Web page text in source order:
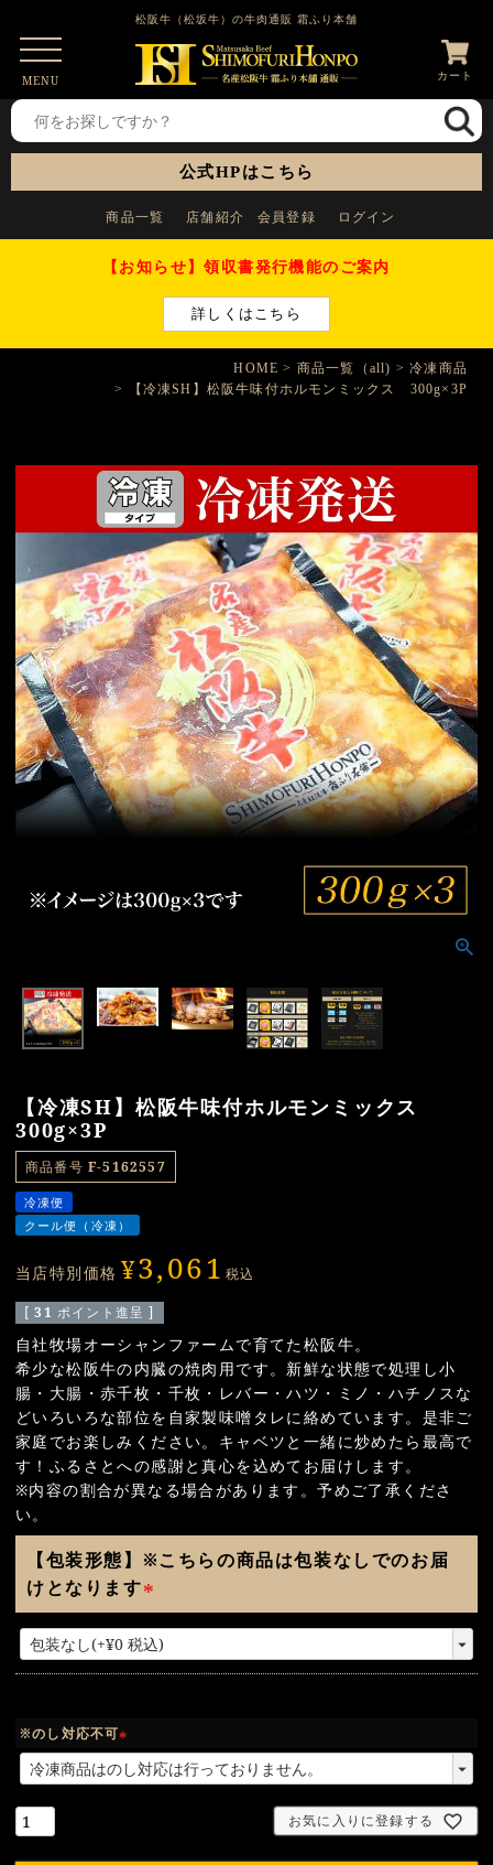
松阪牛（松坂牛）の牛肉通販 霜ふり本舗
カート
MENU
公式HPはこちら
商品一覧 店舗紹介 会員登録 ログイン
【お知らせ】領収書発行機能のご案内
詳しくはこちら
HOME 商品一覧（all)
冷凍商品
【冷凍SH】松阪牛味付ホルモンミックス 300g×3P
【冷凍SH】松阪牛味付ホルモンミックス
300g×3P
商品番号 F-5162557
冷凍便
クール便（冷凍）
当店特別価格 ¥3,061 税込
[ 31 ポイント進呈 ]
自社牧場オーシャンファームで育てた松阪牛。
希少な松阪牛の内臓の焼肉用です。新鮮な状態で処理し小
腸・大腸・赤千枚・千枚・レバー・ハツ・ミノ・ハチノスな
どいろいろな部位を自家製味噌タレに絡めています。是非ご
家庭でお楽しみください。キャベツと一緒に炒めたら最高で
す！ふるさとへの感謝と真心を込めてお届けします。
※内容の割合が異なる場合があります。予めご了承くださ
い。
【包装形態】※こちらの商品は包装なしでのお届
けとなります
(
必
須
※のし対応不可
(
必
お気に入りに登録する